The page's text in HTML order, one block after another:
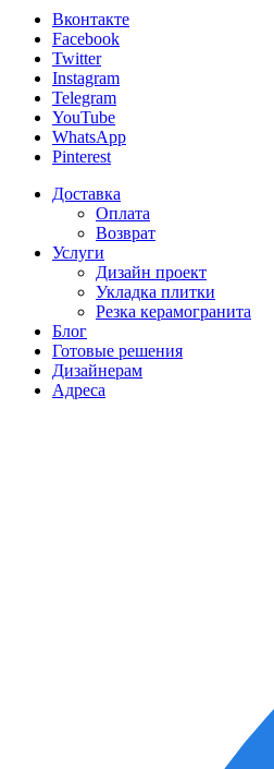
Вконтакте
Facebook
Twitter
Instagram
Telegram
YouTube
WhatsApp
Pinterest
Доставка
Оплата
Возврат
Услуги
Дизайн проект
Укладка плитки
Резка керамогранита
Блог
Готовые решения
Дизайнерам
Адреса